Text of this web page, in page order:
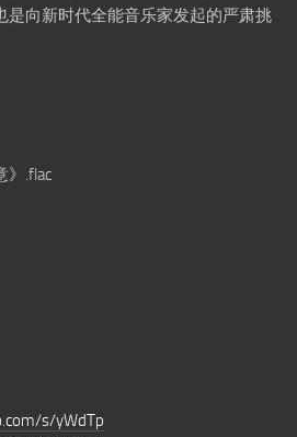
是向新时代全能音乐家发起的严肃挑
》.flac
s/yWdTp